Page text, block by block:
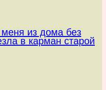
из дома без
в карман старой